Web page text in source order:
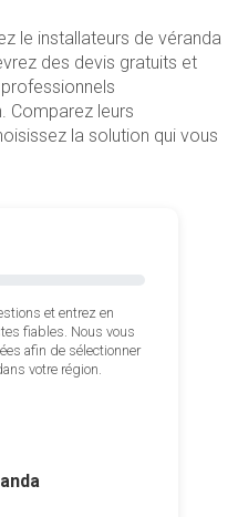
le installateurs de véranda
des devis gratuits et
Comparez leurs
la solution qui vous
et entrez en
fiables. Nous vous
afin de sélectionner
votre région.